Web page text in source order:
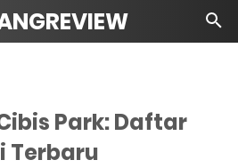
Park: Daftar
Terbaru